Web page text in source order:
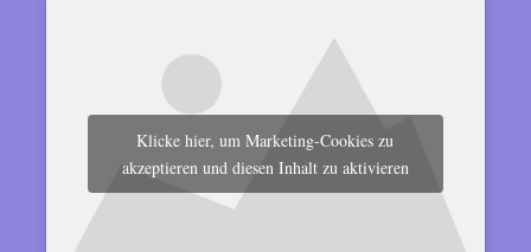
Klicke hier, um Marketing-Cookies zu
akzeptieren und diesen Inhalt zu aktivieren